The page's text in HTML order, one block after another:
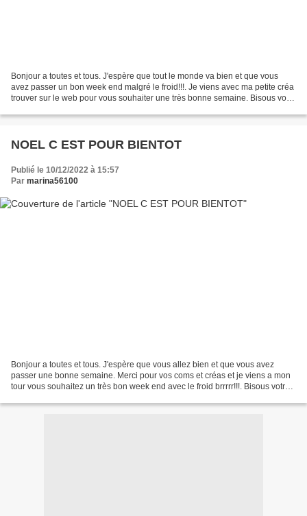
Bonjour a toutes et tous. J'espère que tout le monde va bien et que vous
avez passer un bon week end malgré le froid!!!. Je viens avec ma petite créa
trouver sur le web pour vous souhaiter une très bonne semaine. Bisous votre
NOEL C EST POUR BIENTOT
Publié le 10/12/2022 à 15:57
Par marina56100
Bonjour a toutes et tous. J'espère que vous allez bien et que vous avez
passer une bonne semaine. Merci pour vos coms et créas et je viens a mon
tour vous souhaitez un très bon week end avec le froid brrrrr!!!. Bisous votre